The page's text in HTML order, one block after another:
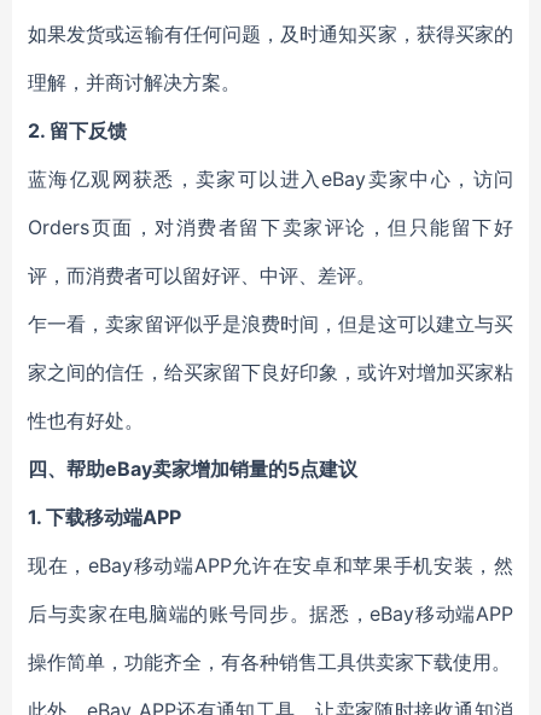
如果发货或运输有任何问题，及时通知买家，获得买家的
理解，并商讨解决方案。
2. 留下反馈
蓝海亿观网获悉，卖家可以进入eBay卖家中心，访问
Orders页面，对消费者留下卖家评论，但只能留下好
评，而消费者可以留好评、中评、差评。
乍一看，卖家留评似乎是浪费时间，但是这可以建立与买
家之间的信任，给买家留下良好印象，或许对增加买家粘
性也有好处。
四、帮助eBay卖家增加销量的5点建议
1. 下载移动端APP
现在，eBay移动端APP允许在安卓和苹果手机安装，然
后与卖家在电脑端的账号同步。据悉，eBay移动端APP
操作简单，功能齐全，有各种销售工具供卖家下载使用。
此外，eBay APP还有通知工具，让卖家随时接收通知消